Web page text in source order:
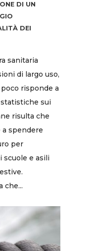
DI UN
DEI
sanitaria
di largo uso,
risponde a
sui
risulta che
a spendere
per
scuole e asili
che...